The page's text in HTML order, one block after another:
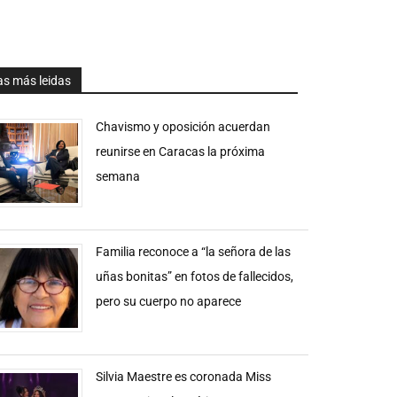
más leidas
Chavismo y oposición acuerdan
reunirse en Caracas la próxima
semana
Familia reconoce a “la señora de las
uñas bonitas” en fotos de fallecidos,
pero su cuerpo no aparece
Silvia Maestre es coronada Miss